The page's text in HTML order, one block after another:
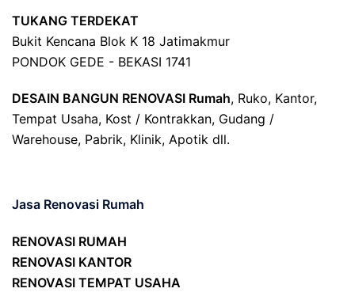
TUKANG TERDEKAT
Bukit Kencana Blok K 18 Jatimakmur
PONDOK GEDE - BEKASI 1741
DESAIN BANGUN RENOVASI Rumah, Ruko, Kantor,
Tempat Usaha, Kost / Kontrakkan, Gudang /
Warehouse, Pabrik, Klinik, Apotik dll.
Jasa Renovasi Rumah
RENOVASI RUMAH
RENOVASI KANTOR
RENOVASI TEMPAT USAHA